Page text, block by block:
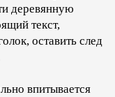
деревянную
текст,
оставить след
впитывается